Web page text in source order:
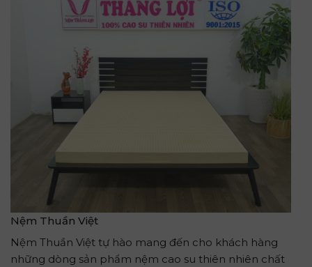
Nệm Thuần Việt
Nệm Thuần Việt tự hào mang đến cho khách hàng
những dòng sản phẩm nệm cao su thiên nhiên chất